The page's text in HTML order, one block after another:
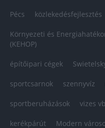
Pécs közlekedésfejlesztés
Környezeti és
(KEHOP)
építőipari cégek
sportcsarnok szennyvíz
sportberuházások vizes
kerékpárút Modern